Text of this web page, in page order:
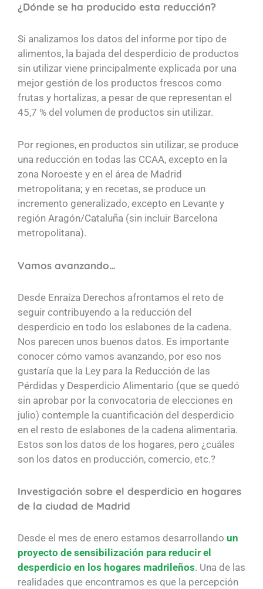
¿Dónde se ha producido esta reducción?
Si analizamos los datos del informe por tipo de
alimentos, la bajada del desperdicio de productos
sin utilizar viene principalmente explicada por una
mejor gestión de los productos frescos como
frutas y hortalizas, a pesar de que representan el
45,7 % del volumen de productos sin utilizar.
Por regiones, en productos sin utilizar, se produce
una reducción en todas las CCAA, excepto en la
zona Noroeste y en el área de Madrid
metropolitana; y en recetas, se produce un
incremento generalizado, excepto en Levante y
región Aragón/Cataluña (sin incluir Barcelona
metropolitana).
Vamos avanzando…
Desde Enraíza Derechos afrontamos el reto de
seguir contribuyendo a la reducción del
desperdicio en todo los eslabones de la cadena.
Nos parecen unos buenos datos. Es importante
conocer cómo vamos avanzando, por eso nos
gustaría que la Ley para la Reducción de las
Pérdidas y Desperdicio Alimentario (que se quedó
sin aprobar por la convocatoria de elecciones en
julio) contemple la cuantificación del desperdicio
en el resto de eslabones de la cadena alimentaria.
Estos son los datos de los hogares, pero ¿cuáles
son los datos en producción, comercio, etc.?
Investigación sobre el desperdicio en hogares
de la ciudad de Madrid
Desde el mes de enero estamos desarrollando un
proyecto de sensibilización para reducir el
desperdicio en los hogares madrileños. Una de las
realidades que encontramos es que la percepción